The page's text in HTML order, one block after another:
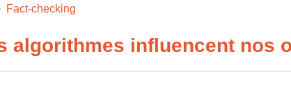
Fact-checking
algorithmes influencent nos